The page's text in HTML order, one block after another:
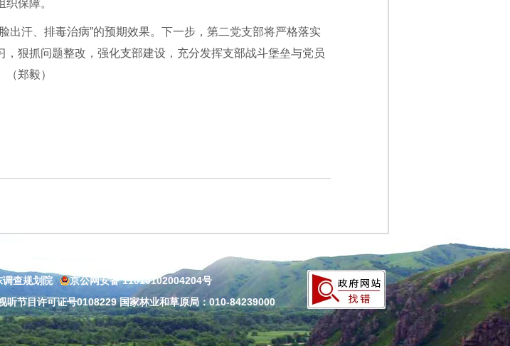
保障。
出汗、排毒治病”的预期效果。下一步，第二党支部将严格落实
狠抓问题整改，强化支部建设，充分发挥支部战斗堡垒与党员
郑毅）
查规划院
京公网安备 11010102004204号
听节目许可证号0108229 国家林业和草原局：010-84239000